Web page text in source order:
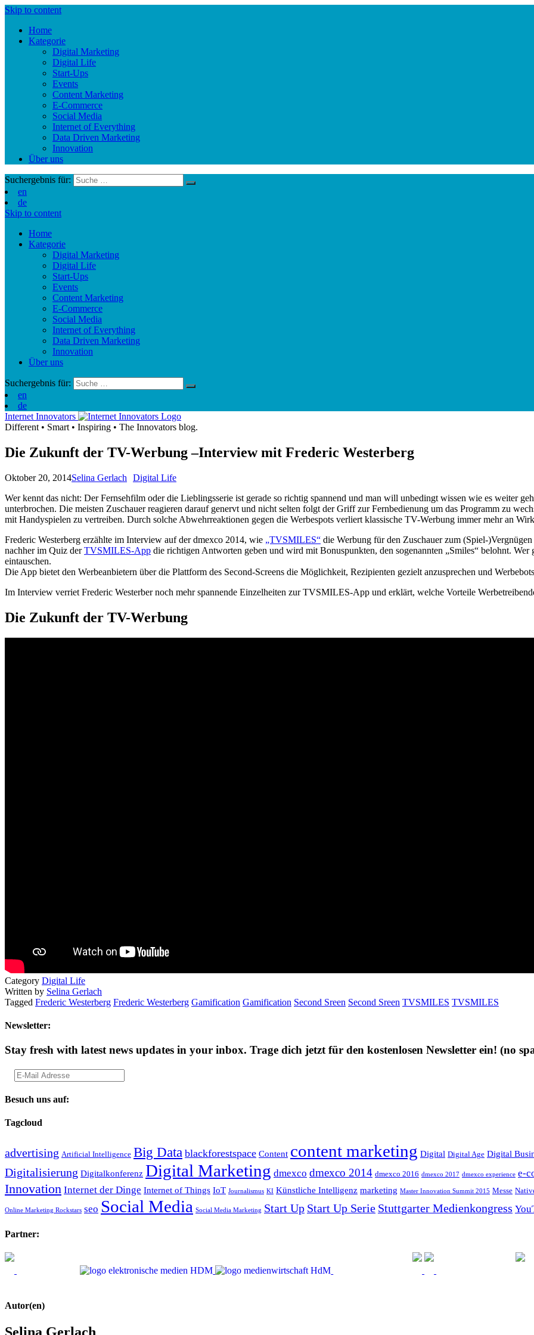
Skip to content
Home
Kategorie
Digital Marketing
Digital Life
Start-Ups
Events
Content Marketing
E-Commerce
Social Media
Internet of Everything
Data Driven Marketing
Innovation
Über uns
Suchergebnis für:
en
de
Skip to content
Home
Kategorie
Digital Marketing
Digital Life
Start-Ups
Events
Content Marketing
E-Commerce
Social Media
Internet of Everything
Data Driven Marketing
Innovation
Über uns
Suchergebnis für:
en
de
Internet Innovators
Different • Smart • Inspiring • The Innovators blog.
Die Zukunft der TV-Werbung –Interview mit Frederic Westerberg
Oktober 20, 2014Selina Gerlach
Digital Life
Wer kennt das nicht: Der Fernsehfilm oder die Lieblingsserie ist gerade so richtig spannend und man will unbedingt wissen wie es weiter
unterbrochen. Die meisten Zuschauer reagieren darauf genervt und nicht selten folgt der Griff zur Fernbedienung um das Programm zu
mit Handyspielen zu vertreiben. Durch solche Abwehrreaktionen gegen die Werbespots verliert klassische TV-Werbung immer mehr an
Frederic Westerberg erzählte im Interview auf der dmexco 2014, wie „TVSMILES“ die Werbung für den Zuschauer zum (Spiel-
nachher im Quiz derTVSMILES-App die richtigen Antworten geben und wird mit Bonuspunkten, den sogenannten „Smiles“ belohnt. Wer
eintauschen.
Die App bietet den Werbeanbietern über die Plattform des Second-Screens die Möglichkeit, Rezipienten gezielt anzusprechen und
Im Interview verriet Frederic Westerber noch mehr spannende Einzelheiten zur TVSMILES-App und erklärt, welche Vorteile
Die Zukunft der TV-Werbung
Category Digital Life
Written by Selina Gerlach
Tagged Frederic Westerberg Frederic Westerberg Gamification Gamification Second Sreen Second Sreen TVSMILES TVSMILES
Newsletter:
Stay fresh with latest news updates in your inbox. Trage dich jetzt für den kostenlosen Newsletter ein! (no
Besuch uns auf:
Tagcloud
advertising Artificial Intelligence Big Data blackforestspace Content content marketing Digital Digital Age Digital
Digitalisierung Digitalkonferenz Digital Marketing dmexco dmexco 2014 dmexco 2016 dmexco 2017 dmexco experience e-
Innovation Internet der Dinge Internet of Things IoT Journalismus KI Künstliche Intelligenz marketing Master Innovation Summit 2015 Messe
Online Marketing Rockstars seo Social Media Social Media Marketing Start Up Start Up Serie Stuttgarter Medienkongress
Partner:
Autor(en)
Selina Gerlach